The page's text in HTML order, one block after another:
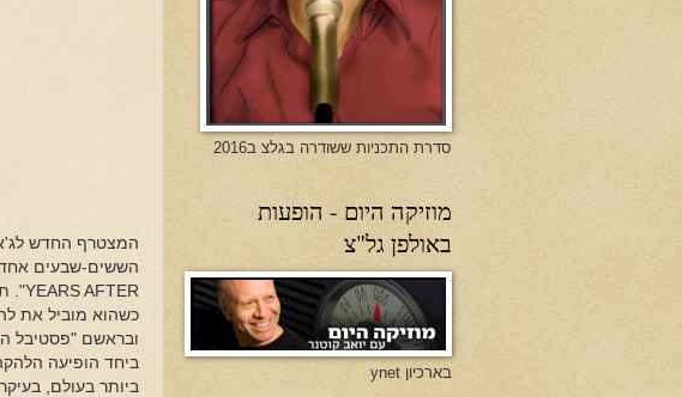
הששים-שבעים אחד
YEARS AFTER
כשהוא מוביל את
ביחד הופיעה
ביותר בעולם,
סדרת התכניות ששודרה בגלצ ב2016
מוזיקה היום - הופעות
באולפן גל"צ
בארכיון ynet